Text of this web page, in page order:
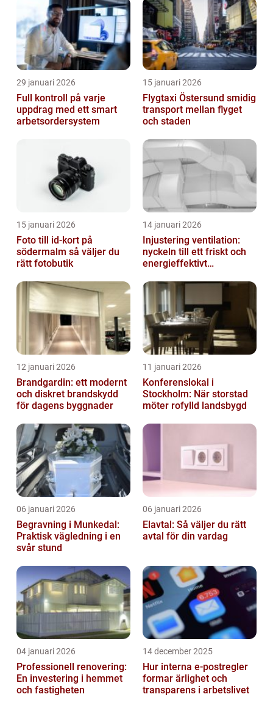
29 januari 2026
Full kontroll på varje
uppdrag med ett smart
arbetsordersystem
15 januari 2026
Flygtaxi Östersund smidig
transport mellan flyget
och staden
15 januari 2026
Foto till id-kort på
södermalm så väljer du
rätt fotobutik
14 januari 2026
Injustering ventilation:
nyckeln till ett friskt och
energieffektivt
12 januari 2026
Brandgardin: ett modernt
och diskret brandskydd
för dagens byggnader
11 januari 2026
Konferenslokal i
Stockholm: När storstad
möter rofylld landsbygd
06 januari 2026
Begravning i Munkedal:
Praktisk vägledning i en
svår stund
06 januari 2026
Elavtal: Så väljer du rätt
avtal för din vardag
04 januari 2026
Professionell renovering:
En investering i hemmet
och fastigheten
14 december 2025
Hur interna e-postregler
formar ärlighet och
transparens i arbetslivet